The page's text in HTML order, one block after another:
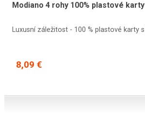
Modiano 4 rohy 100% plastové
Luxusní záležitost - 100 % plastové karty
8,09 €